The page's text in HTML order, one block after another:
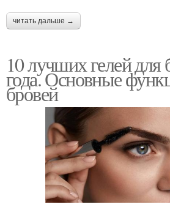
читать дальше →
10 лучших гелей для
года. Основные
бровей